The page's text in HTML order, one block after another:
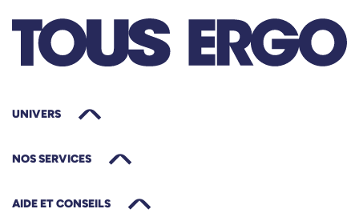
protection IPX8 permettant une immersion
prolongée. Son moteur intègre une fonction
normes de sécurité européennes et dispose
UNIVERS
NOS SERVICES
AIDE ET CONSEILS